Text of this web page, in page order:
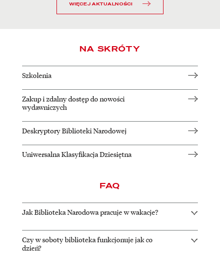
WIĘCEJ AKTUALNOŚCI
NA SKRÓTY
Szkolenia
Zakup i zdalny dostęp do nowości
wydawniczych
Deskryptory Biblioteki Narodowej
Uniwersalna Klasyfikacja Dziesiętna
FAQ
Jak Biblioteka Narodowa pracuje w wakacje?
Czy w soboty biblioteka funkcjonuje jak co
dzień?